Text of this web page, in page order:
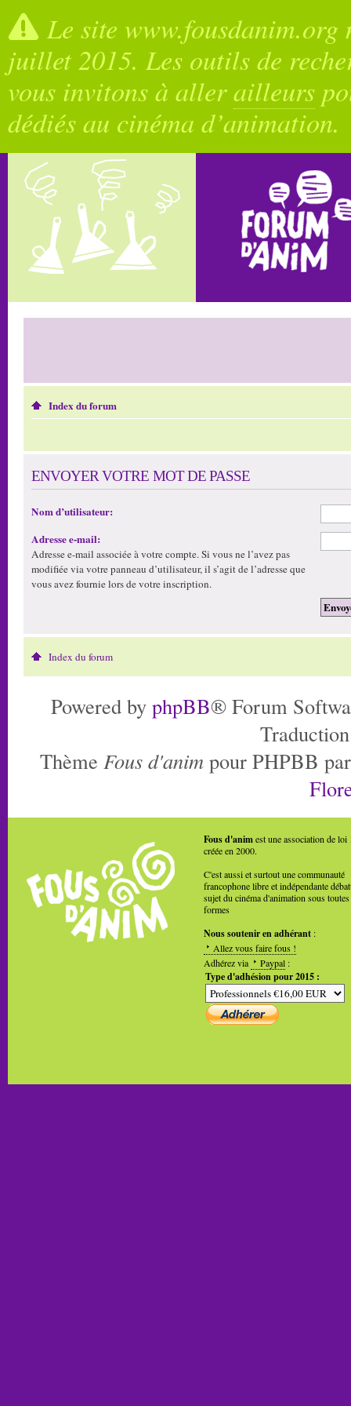
Le site
juillet 2015. Les outils de
vous invitons à allerailleurs
dédiés au cinéma d’animation.
Index du forum
ENVOYER VOTRE MOT DE PASSE
Nom d’utilisateur:
Adresse e-mail:
Adresse e-mail associée à votre compte. Si vous ne l’avez pas
modifiée via votre panneau d’utilisateur, il s’agit de l’adresse que
vous avez fournie lors de votre inscription.
Index du forum
Powered by phpBB® Forum
Thème Fous d'anim pour PHPBB
Fous d'animest une association de loi
créée en 2000.
C'est aussi et surtout une communauté
francophone libre et indépendante
sujet du cinéma d'animation sous toutes
formes
Nous soutenir en adhérant :
Allez vous faire fous !
Adhérez via
Paypal :
Type d'adhésion pour 2015 :